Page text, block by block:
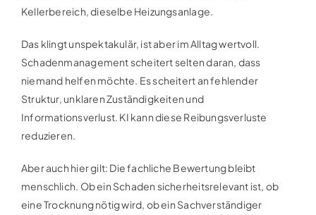
Kellerbereich, dieselbe Heizungsanlage.
Das klingt unspektakulär, ist aber im Alltag wertvoll.
Schadenmanagement scheitert selten daran, dass
niemand helfen möchte. Es scheitert an fehlender
Struktur, unklaren Zuständigkeiten und
Informationsverlust. KI kann diese Reibungsverluste
reduzieren.
Aber auch hier gilt: Die fachliche Bewertung bleibt
menschlich. Ob ein Schaden sicherheitsrelevant ist, ob
eine Trocknung nötig wird, ob ein Sachverständiger